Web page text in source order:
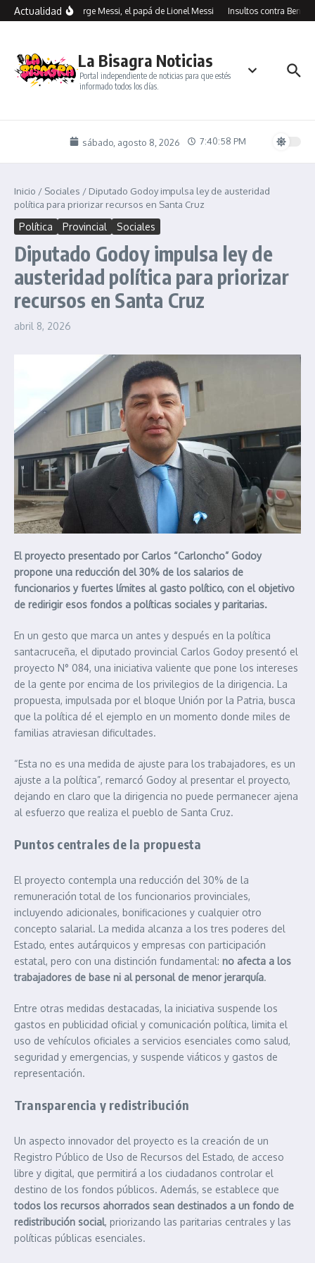
Saltar al contenido
ActualidadMurió Jorge Messi, el papá de Lionel Messi Insultos contra
La Bisagra Noticias
Portal independiente de noticias para que estés
informado todos los días.
sábado, agosto 8, 2026 7:40:58 PM
Inicio / Sociales / Diputado Godoy impulsa ley de austeridad
política para priorizar recursos en Santa Cruz
Política Provincial Sociales
Diputado Godoy impulsa ley de
austeridad política para priorizar
recursos en Santa Cruz
abril 8, 2026
El proyecto presentado por Carlos “Carloncho” Godoy
propone una reducción del 30% de los salarios de
funcionarios y fuertes límites al gasto político, con el objetivo
de redirigir esos fondos a políticas sociales y paritarias.
En un gesto que marca un antes y después en la política
santacruceña, el diputado provincial Carlos Godoy presentó el
proyecto N° 084, una iniciativa valiente que pone los intereses
de la gente por encima de los privilegios de la dirigencia. La
propuesta, impulsada por el bloque Unión por la Patria, busca
que la política dé el ejemplo en un momento donde miles de
familias atraviesan dificultades.
“Esta no es una medida de ajuste para los trabajadores, es un
ajuste a la política”, remarcó Godoy al presentar el proyecto,
dejando en claro que la dirigencia no puede permanecer ajena
al esfuerzo que realiza el pueblo de Santa Cruz.
Puntos centrales de la propuesta
El proyecto contempla una reducción del 30% de la
remuneración total de los funcionarios provinciales,
incluyendo adicionales, bonificaciones y cualquier otro
concepto salarial. La medida alcanza a los tres poderes del
Estado, entes autárquicos y empresas con participación
estatal, pero con una distinción fundamental: no afecta a los
trabajadores de base ni al personal de menor jerarquía.
Entre otras medidas destacadas, la iniciativa suspende los
gastos en publicidad oficial y comunicación política, limita el
uso de vehículos oficiales a servicios esenciales como salud,
seguridad y emergencias, y suspende viáticos y gastos de
representación.
Transparencia y redistribución
Un aspecto innovador del proyecto es la creación de un
Registro Público de Uso de Recursos del Estado, de acceso
libre y digital, que permitirá a los ciudadanos controlar el
destino de los fondos públicos. Además, se establece que
todos los recursos ahorrados sean destinados a un fondo de
redistribución social, priorizando las paritarias centrales y las
políticas públicas esenciales.